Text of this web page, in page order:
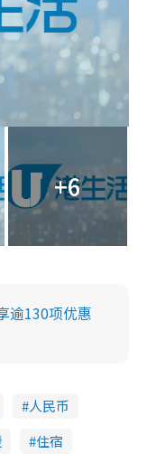
+6
逾130项优惠
人民币
住宿